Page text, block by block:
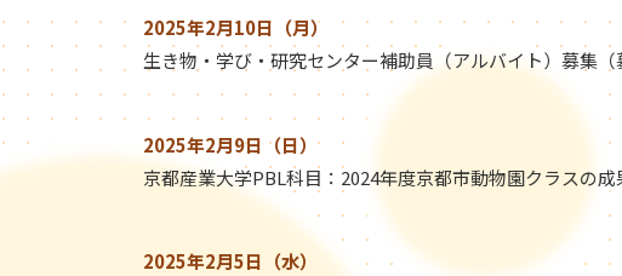
2025年2月10日（月）
生き物・学び・研究センター補助員（アルバイト）募集（
2025年2月9日（日）
京都産業大学PBL科目：2024年度京都市動物園クラスの成
2025年2月5日（水）